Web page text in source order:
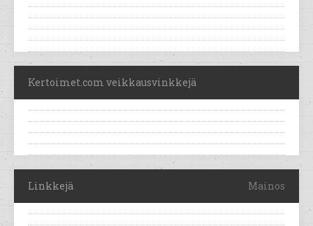
Kertoimet.com veikkausvinkkejä
Linkkejä Mainos